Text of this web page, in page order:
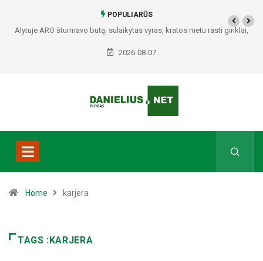
POPULIARŪS
Alytuje ARO šturmavo butą: sulaikytas vyras, kratos metu rasti ginklai,
Seirijuose – įtariami narkotikai BMW automobilyje
2026-08-07
Home karjera
TAGS :KARJERA